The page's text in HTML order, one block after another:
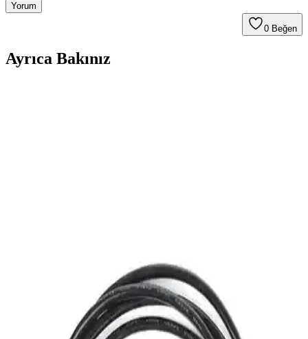
Yorum
0 Beğen
Ayrıca Bakınız
ve estetik gibi zorluklar tasarımcıları etkiler.
Yüksek Performanslı Cat6 Ethernet Kabloları ile
Güvenilir ve Hızlı Ağ Bağlantısı
Cat6 Ethernet kabloları, yüksek hız, dayanıklılık ve parazitlere karşı